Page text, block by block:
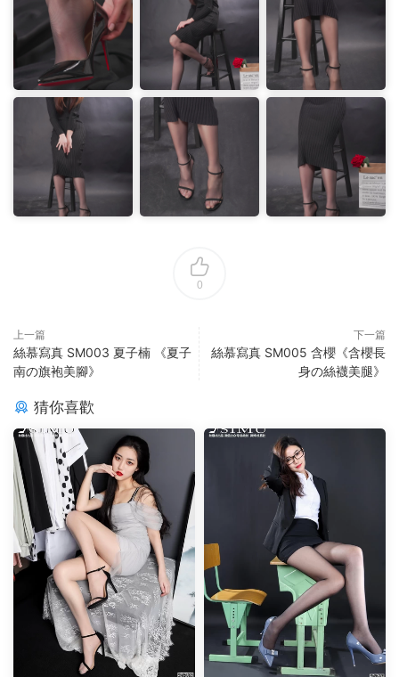
0
上一篇
絲慕寫真 SM003 夏子楠 《夏子
南の旗袍美腳》
下一篇
絲慕寫真 SM005 含櫻《含櫻長
身の絲襪美腿》
猜你喜歡